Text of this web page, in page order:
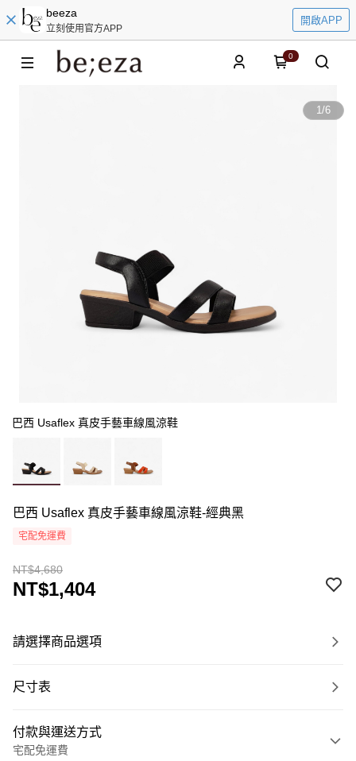
beeza
立刻使用官方APP
開啟APP
0
1/6
巴西 Usaflex 真皮手藝車線風涼鞋
巴西 Usaflex 真皮手藝車線風涼鞋-經典黑
宅配免運費
NT$4,680
NT$1,404
請選擇商品選項
尺寸表
付款與運送方式
宅配免運費